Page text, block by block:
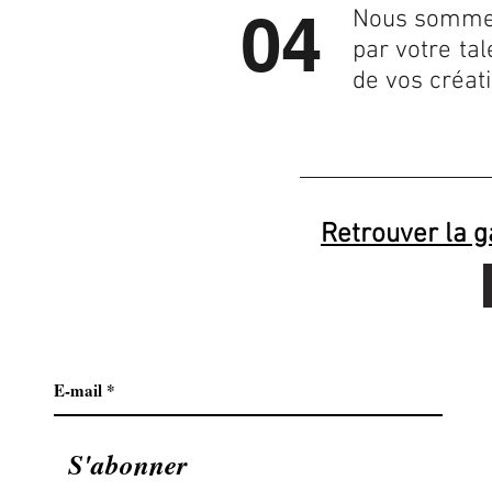
04
Nous
par votre
de vos
S'abonner
Retrouver la